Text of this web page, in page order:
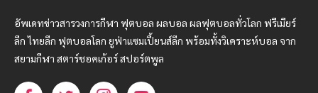
อัพเดทข่าวสารวงการกีฬา ฟุตบอล ผลบอล ผลฟุตบอลทั่วโลก ฟรีเมียร์
ลีก ไทยลีก ฟุตบอลโลก ยูฟ่าแซมเปี้ยนส์ลีก พร้อมทั้งวิเคราะห์บอล จาก
สยามกีฬา สตาร์ชอคเก้อร์ สปอร์ตพูล